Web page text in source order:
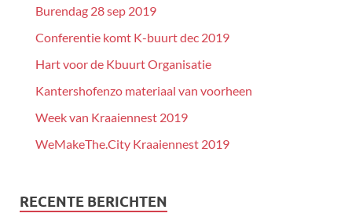
Burendag 28 sep 2019
Conferentie komt K-buurt dec 2019
Hart voor de Kbuurt Organisatie
Kantershofenzo materiaal van voorheen
Week van Kraaiennest 2019
WeMakeThe.City Kraaiennest 2019
RECENTE BERICHTEN